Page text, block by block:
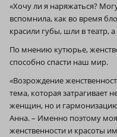
«Хочу ли я наряжаться?
вспомнила, как во время
красили губы, шли в театр,
По мнению кутюрье,
способно спасти наш мир.
«Возрождение
тема, которая
женщин, но и
Анна. – Именно поэтому
женственности и красоты